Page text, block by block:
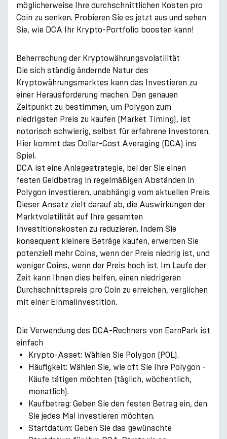
möglicherweise Ihre durchschnittlichen Kosten pro
Coin zu senken. Probieren Sie es jetzt aus und sehen
Sie, wie DCA Ihr Krypto-Portfolio boosten kann!
Beherrschung der Kryptowährungsvolatilität
Die sich ständig ändernde Natur des
Kryptowährungsmarktes kann das Investieren zu
einer Herausforderung machen. Den genauen
Zeitpunkt zu bestimmen, um Polygon zum
niedrigsten Preis zu kaufen (Market Timing), ist
notorisch schwierig, selbst für erfahrene Investoren.
Hier kommt das Dollar-Cost Averaging (DCA) ins
Spiel.
DCA ist eine Anlagestrategie, bei der Sie einen
festen Geldbetrag in regelmäßigen Abständen in
Polygon investieren, unabhängig vom aktuellen Preis.
Dieser Ansatz zielt darauf ab, die Auswirkungen der
Marktvolatilität auf Ihre gesamten
Investitionskosten zu reduzieren. Indem Sie
konsequent kleinere Beträge kaufen, erwerben Sie
potenziell mehr Coins, wenn der Preis niedrig ist, und
weniger Coins, wenn der Preis hoch ist. Im Laufe der
Zeit kann Ihnen dies helfen, einen niedrigeren
Durchschnittspreis pro Coin zu erreichen, verglichen
mit einer Einmalinvestition.
Die Verwendung des DCA-Rechners von EarnPark ist
einfach
Krypto-Asset: Wählen Sie Polygon (POL).
Häufigkeit: Wählen Sie, wie oft Sie Ihre Polygon -
Käufe tätigen möchten (täglich, wöchentlich,
monatlich).
Kaufbetrag: Geben Sie den festen Betrag ein, den
Sie jedes Mal investieren möchten.
Startdatum: Geben Sie das gewünschte